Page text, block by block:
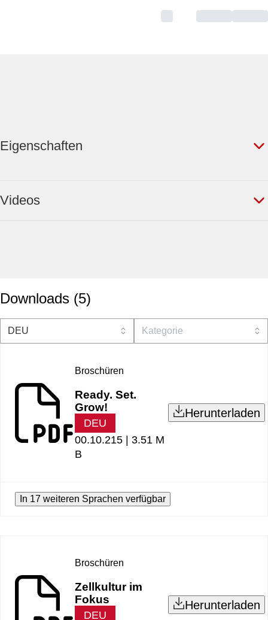
Eigenschaften
Videos
Downloads (5)
Broschüren
Ready. Set.
Grow!
DEU
00.10.215 | 3.51 M
B
Herunterladen
In 17 weiteren Sprachen verfügbar
Broschüren
Zellkultur im
Fokus
DEU
Herunterladen